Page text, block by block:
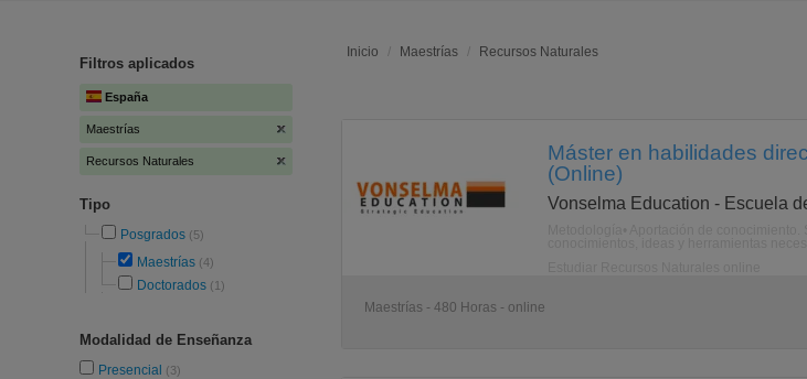
Filtros aplicados
España
Maestrías
Recursos Naturales
Tipo
Posgrados (5)
Maestrías (4)
Doctorados (1)
Modalidad de Enseñanza
Presencial (3)
Inicio / Maestrías / Recursos Naturales
Máster en habilidades
(Online)
Vonselma Education - Escuela
Maestrías - 480 Horas - online